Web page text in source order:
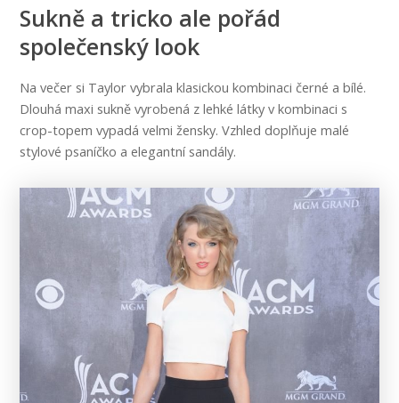
Sukně a tricko ale pořád
společenský look
Na večer si Taylor vybrala klasickou kombinaci černé a bílé.
Dlouhá maxi sukně vyrobená z lehké látky v kombinaci s
crop-topem vypadá velmi žensky. Vzhled doplňuje malé
stylové psaníčko a elegantní sandály.